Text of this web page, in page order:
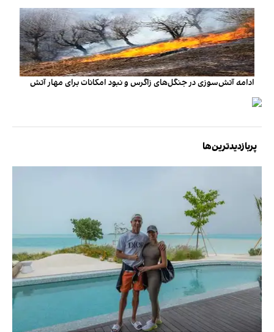
ادامه آتش‌سوزی در جنگل‌های زاگرس و نبود امکانات برای مهار آتش
پربازدیدترین‌ها